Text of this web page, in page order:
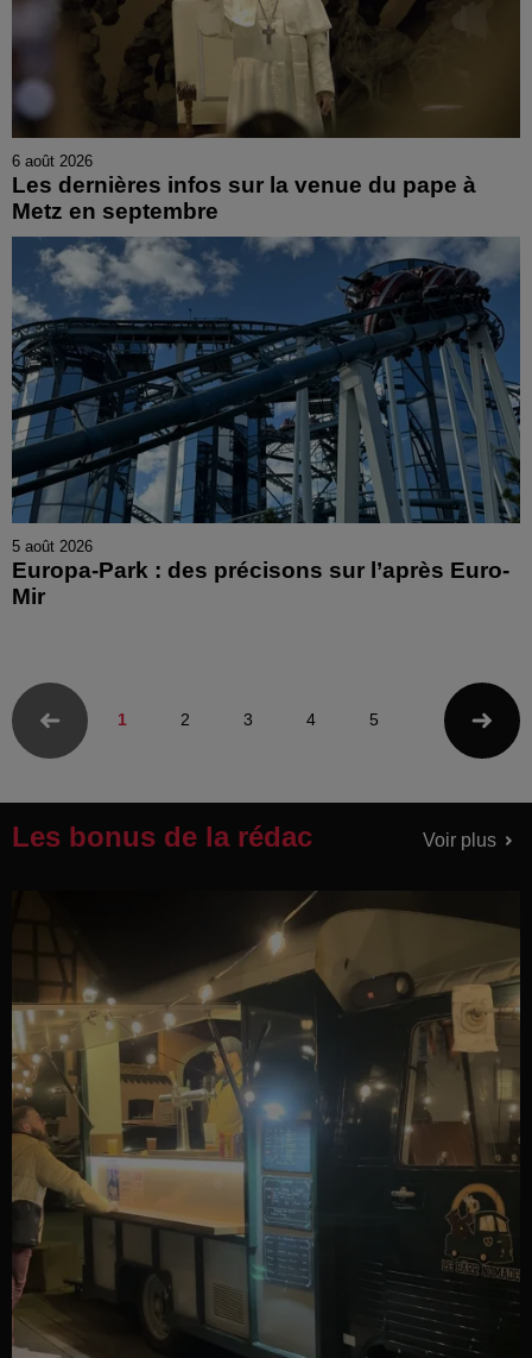
6 août 2026
Les dernières infos sur la venue du pape à
Metz en septembre
5 août 2026
Europa-Park : des précisons sur l’après Euro-
Mir
1 2 3 4 5
Les bonus de la rédac Voir plus